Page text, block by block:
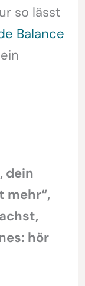
so lässt
Balance
dein
mehr“,
hör